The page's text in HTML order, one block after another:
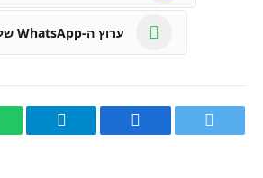
ערוץ ה-WhatsApp של גיימפרו
טוויטר פייסבוק Telegram